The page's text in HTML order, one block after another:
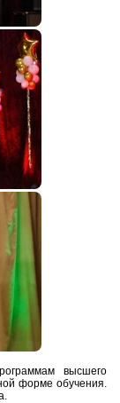
высшего
форме обучения.